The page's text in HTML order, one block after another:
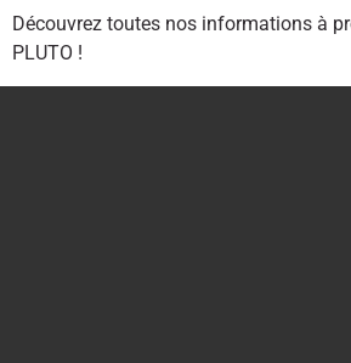
Découvrez toutes nos informations à
PLUTO !